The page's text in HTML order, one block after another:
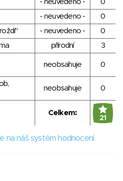
- neuvedeno -
0
- neuvedeno -
0
- neuvedeno -
0
přírodní
3
neobsahuje 0
neobsahuje 0
Celkem:
21
na náš systém hodnocení.